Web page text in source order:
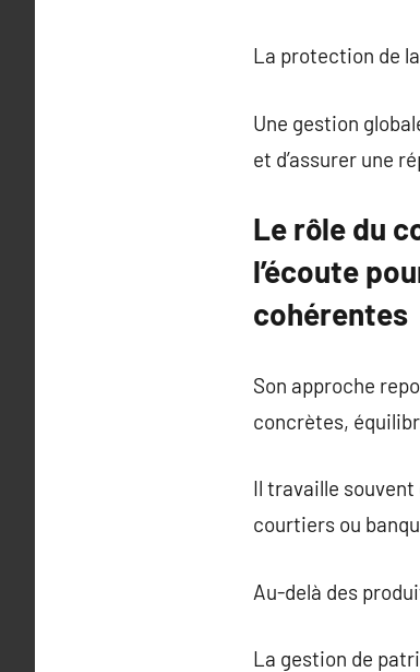
La protection de
Une gestion
et d’assurer une
Le rôle du
l’écoute
cohérentes
Son approche
concrètes,
Il travaille
courtiers ou
Au-delà des
La gestion de